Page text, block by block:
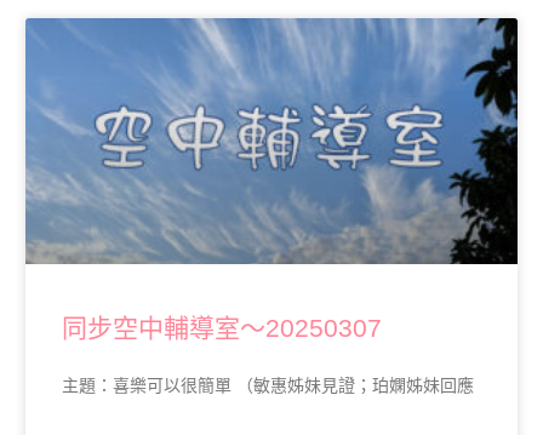
同步空中輔導室～20250307
主題：喜樂可以很簡單 （敏惠姊妹見證；珀嫻姊妹回應